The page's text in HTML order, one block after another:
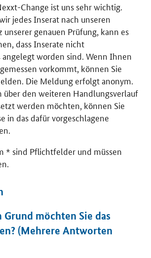
Change ist uns sehr wichtig.
jedes Inserat nach unseren
unserer genauen Prüfung, kann es
dass Inserate nicht
worden sind. Wenn Ihnen
vorkommt, können Sie
Die Meldung erfolgt anonym.
über den weiteren Handlungsverlauf
werden möchten, können Sie
in das dafür vorgeschlagene
* sind Pflichtfelder und müssen
Grund möchten Sie das
(Mehrere Antworten